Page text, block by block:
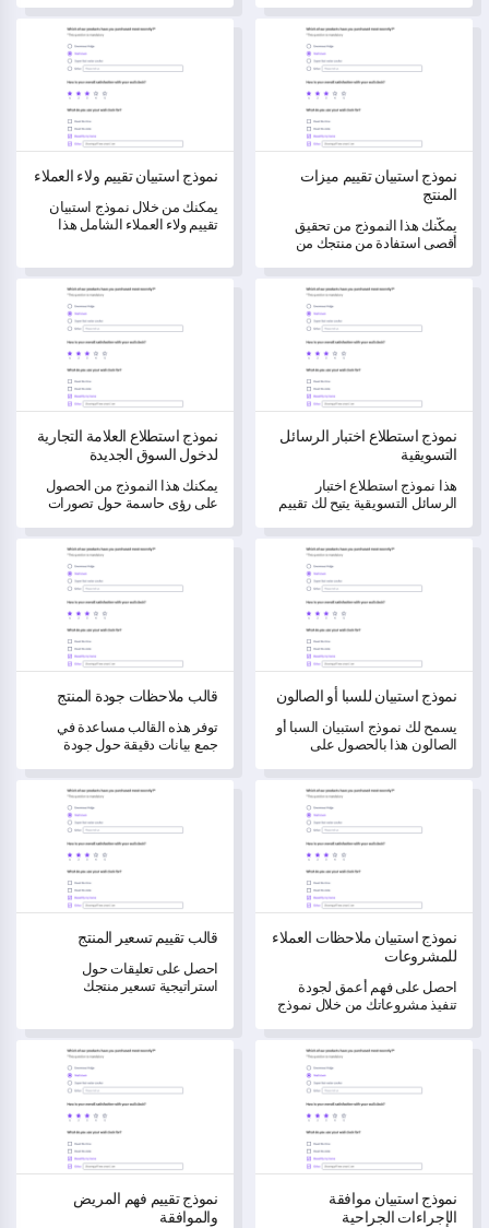
المتجر الخاصة بك، مما يساعدك
على قياس رضا العملاء بشكل
للاستبيان.
نموذج استبيان تقييم ميزات المنتج
نموذج استبيان تقييم ميزات
المنتج
يمكّنك هذا النموذج من تحقيق
أقصى استفادة من منتجك من
م streamlined لجمع ملاحظات
نموذج استبيان تقييم ولاء العملاء
نموذج استبيان تقييم ولاء العملاء
يمكنك من خلال نموذج استبيان
تقييم ولاء العملاء الشامل هذا
نموذج استطلاع اختبار الرسائل التسويقية
نموذج استطلاع اختبار الرسائل
التسويقية
هذا نموذج استطلاع اختبار
الرسائل التسويقية يتيح لك تقييم
نموذج استطلاع العلامة التجارية
نموذج استطلاع العلامة التجارية
لدخول السوق الجديدة
يمكنك هذا النموذج من الحصول
على رؤى حاسمة حول تصورات
المستهدف مع العلامات التجارية.
نموذج استبيان للسبا أو الصالون
نموذج استبيان للسبا أو الصالون
يسمح لك نموذج استبيان السبا أو
الصالون هذا بالحصول على
يمكنك من فهم وتحسين جودة
الخدمة والتجربة العامة.
قالب ملاحظات جودة المنتج
قالب ملاحظات جودة المنتج
توفر هذه القالب مساعدة في
جمع بيانات دقيقة حول جودة
يمكنك من تحديد التحسينات
المحتملة بشكل نقدي.نموذج استبيان ملاحظات العملاء للمشروعات
نموذج استبيان ملاحظات العملاء
للمشروعات
احصل على فهم أعمق لجودة
تنفيذ مشروعاتك من خلال نموذج
قالب تقييم تسعير المنتج
قالب تقييم تسعير المنتج
احصل على تعليقات حول
استراتيجية تسعير منتجك
وتوقعات المستهلكين.
نموذج استبيان موافقة الإجراءات الجراحية
نموذج استبيان موافقة
الإجراءات الجراحية
نموذج تقييم فهم المريض
نموذج تقييم فهم المريض
والموافقة